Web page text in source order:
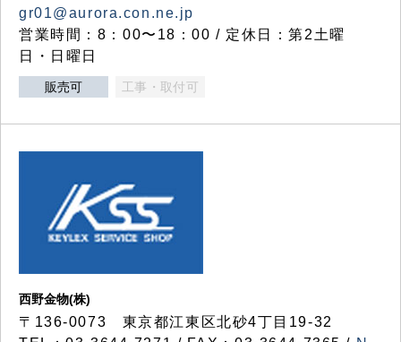
gr01@aurora.con.ne.jp
営業時間：8：00〜18：00 / 定休日：第2土曜
日・日曜日
販売可 工事・取付可
西野金物(株)
〒136-0073 東京都江東区北砂4丁目19-32